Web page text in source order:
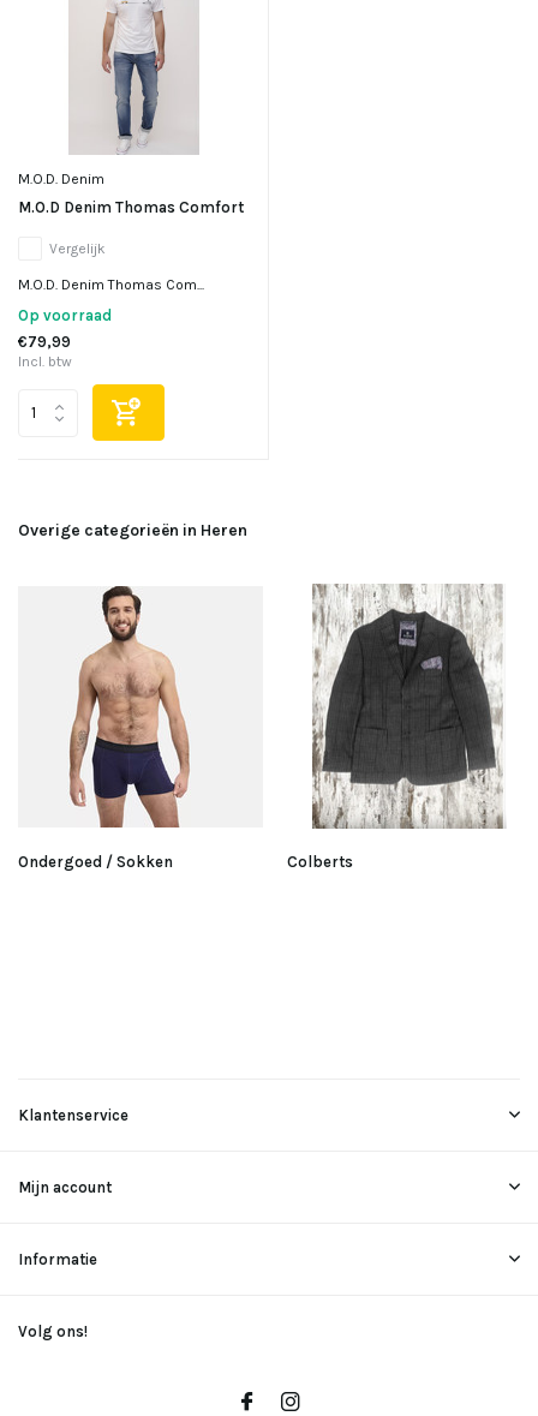
M.O.D. Denim
M.O.D Denim Thomas Comfort
Vergelijk
M.O.D. Denim Thomas Com...
Op voorraad
€79,99
Incl. btw
Overige categorieën in Heren
Ondergoed / Sokken Colberts
Klantenservice
Mijn account
Informatie
Volg ons!